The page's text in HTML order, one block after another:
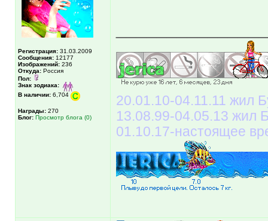
Регистрация: 31.03.2009
Сообщения: 12177
Изображений: 236
Откуда: Россия
Пол:
Знак зодиака:
В наличии: 6,704
Награды: 270
Блог: Просмотр блога (0)
20.01.10-04.11.11 жил
13.08.99-04.05.13 жил
01.10.17-настоящее